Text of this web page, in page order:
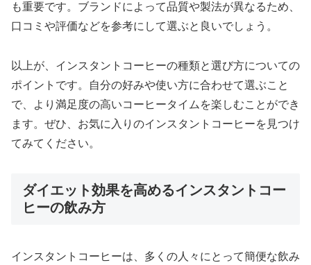
も重要です。ブランドによって品質や製法が異なるため、
口コミや評価などを参考にして選ぶと良いでしょう。
以上が、インスタントコーヒーの種類と選び方についての
ポイントです。自分の好みや使い方に合わせて選ぶこと
で、より満足度の高いコーヒータイムを楽しむことができ
ます。ぜひ、お気に入りのインスタントコーヒーを見つけ
てみてください。
ダイエット効果を高めるインスタントコー
ヒーの飲み方
インスタントコーヒーは、多くの人々にとって簡便な飲み